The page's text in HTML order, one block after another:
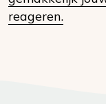
reageren.